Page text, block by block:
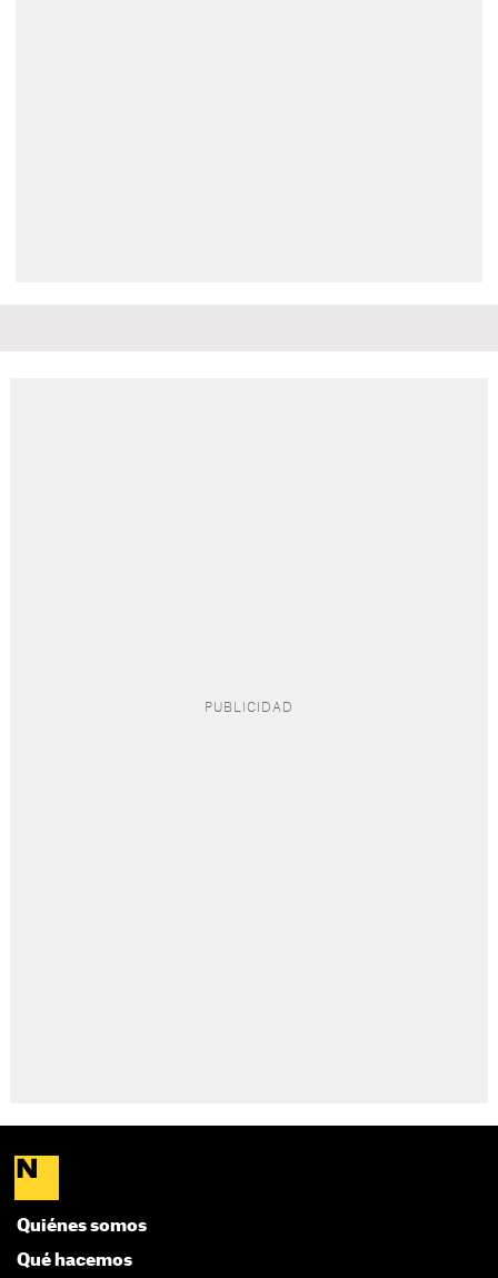
Quiénes somos
Qué hacemos